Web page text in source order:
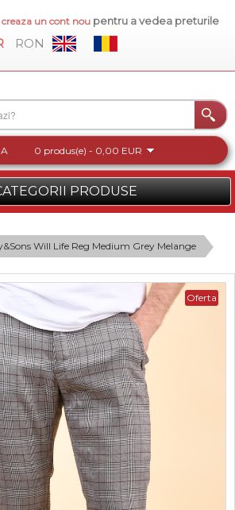
creaza un cont nou pentru a vedea preturile
RON
0 produs(e) - 0,00 EUR
PRODUSE
Will Life Reg Medium Grey Melange
Oferta